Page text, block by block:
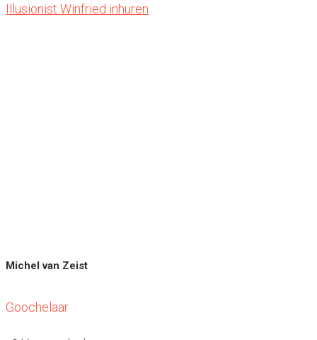
Illusionist Winfried inhuren
Michel van Zeist
Goochelaar